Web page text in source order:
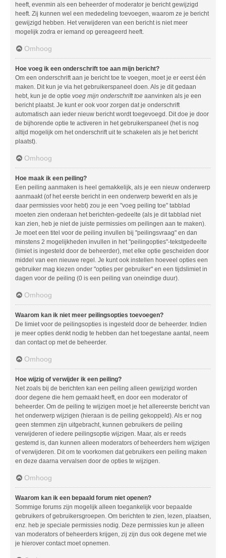
heeft, evenmin als een beheerder of moderator je bericht gewijzigd
heeft. Zij kunnen wel een mededeling toevoegen, waarom ze je bericht
gewijzigd hebben. Het verwijderen van een bericht is niet meer
mogelijk zodra er iemand op gereageerd heeft.
Omhoog
Hoe voeg ik een onderschrift toe aan mijn bericht?
Om een onderschrift aan je bericht toe te voegen, moet je er eerst één
maken. Dit kun je via het gebruikerspaneel doen. Als je dit gedaan
hebt, kun je de optie voeg mijn onderschrift toe aanvinken als je een
bericht plaatst. Je kunt er ook voor zorgen dat je onderschrift
automatisch aan ieder nieuw bericht wordt toegevoegd. Dit doe je door
de bijhorende optie te activeren in het gebruikerspaneel (het is nog
altijd mogelijk om het onderschrift uit te schakelen als je het bericht
plaatst).
Omhoog
Hoe maak ik een peiling?
Een peiling aanmaken is heel gemakkelijk, als je een nieuw onderwerp
aanmaakt (of het eerste bericht in een onderwerp bewerkt en als je
daar permissies voor hebt) zou je een "voeg peiling toe" tabblad
moeten zien onderaan het berichten-gedeelte (als je dit tabblad niet
kan zien, heb je niet de juiste permissies om peilingen aan te maken).
Je moet een titel voor de peiling invullen bij "peilingsvraag" en dan
minstens 2 mogelijkheden invullen in het "peilingopties"-tekstgedeelte
(limiet is ingesteld door de beheerder), met elke optie gescheiden door
middel van een nieuwe regel. Je kunt ook instellen hoeveel opties een
gebruiker mag kiezen onder "opties per gebruiker" en een tijdslimiet in
dagen voor de peiling (0 is een peiling van oneindige duur).
Omhoog
Waarom kan ik niet meer peilingsopties toevoegen?
De limiet voor de peilingsopties is ingesteld door de beheerder. Indien
je meer opties denkt nodig te hebben dan het toegestane aantal, neem
dan contact op met de beheerder.
Omhoog
Hoe wijzig of verwijder ik een peiling?
Net zoals bij de berichten kan een peiling alleen gewijzigd worden
door degene die hem gemaakt heeft, en door een moderator of
beheerder. Om de peiling te wijzigen moet je het allereerste bericht van
het onderwerp wijzigen (hieraan is de peiling gekoppeld). Als er nog
geen stemmen zijn uitgebracht, kunnen gebruikers de peiling
verwijderen of iedere peilingsoptie wijzigen. Maar, als er reeds
gestemd is, dan kunnen alleen moderators of beheerders hem wijzigen
of verwijderen. Dit om te voorkomen dat gebruikers een peiling maken
en deze daarna vervalsen door de opties te wijzigen.
Omhoog
Waarom kan ik een bepaald forum niet openen?
Sommige forums zijn mogelijk alleen toegankelijk voor bepaalde
gebruikers of gebruikersgroepen. Om berichten te zien, lezen, plaatsen,
enz. heb je speciale permissies nodig. Deze permissies kun je alleen
van moderators of beheerders krijgen, zij zijn dus ook degene met wie
je hierover contact moet opnemen.